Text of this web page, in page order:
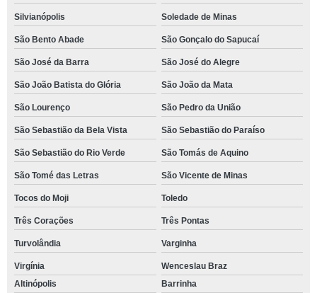
Silvianópolis Soledade de Minas
São Bento Abade São Gonçalo do Sapucaí
São José da Barra São José do Alegre
São João Batista do Glória São João da Mata
São Lourenço São Pedro da União
São Sebastião da Bela Vista São Sebastião do Paraíso
São Sebastião do Rio Verde São Tomás de Aquino
São Tomé das Letras São Vicente de Minas
Tocos do Moji Toledo
Três Corações Três Pontas
Turvolândia Varginha
Virgínia
Wenceslau Braz
Altinópolis
Barrinha